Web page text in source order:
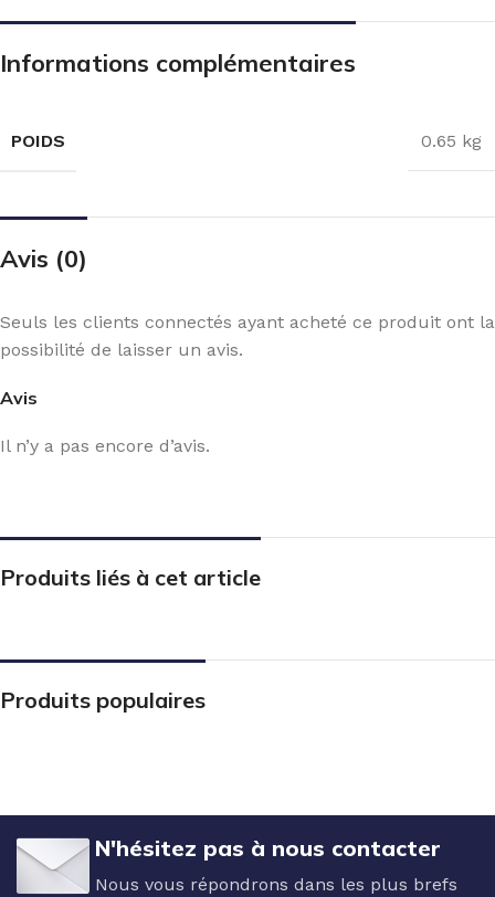
Informations complémentaires
POIDS 0.65 kg
Avis (0)
Avis
Il n’y a pas encore d’avis.
Seuls les clients connectés ayant acheté ce produit ont la
possibilité de laisser un avis.
Produits liés à cet article
Produits populaires
N'hésitez pas à nous contacter
Nous vous répondrons dans les plus brefs